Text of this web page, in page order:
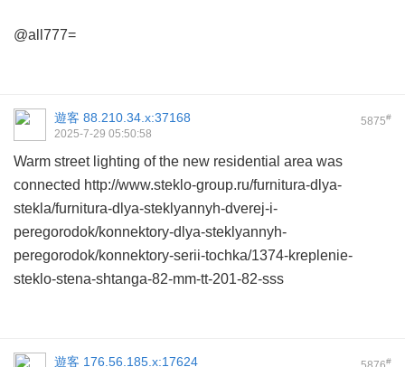
@all777=
5875#
遊客 88.210.34.x:37168
2025-7-29 05:50:58
Warm street lighting of the new residential area was
connected http://www.steklo-group.ru/furnitura-dlya-
stekla/furnitura-dlya-steklyannyh-dverej-i-
peregorodok/konnektory-dlya-steklyannyh-
peregorodok/konnektory-serii-tochka/1374-kreplenie-
steklo-stena-shtanga-82-mm-tt-201-82-sss
#
遊客 176.56.185.x:17624